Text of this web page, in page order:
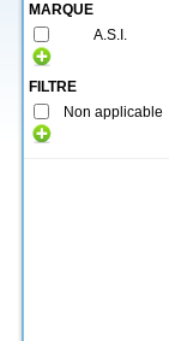
MARQUE
A.S.I.
FILTRE
Non applicable